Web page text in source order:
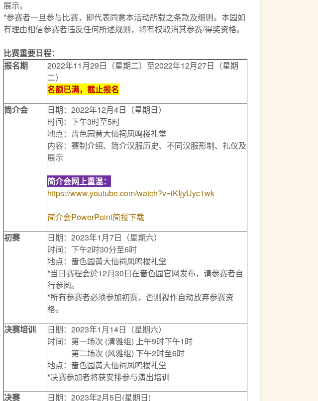
展示。
*参赛者一旦参与比赛，即代表同意本活动所载之条款及细则。本园如
有理由相信参赛者违反任何所述规则，将有权取消其参赛/得奖资格。
比赛重要日程：
报名期
2022年11月29日（星期二）至2022年12月27日（星期
二）
名额已满，截止报名
简介会
日期：2022年12月4日（星期日）
时间：下午3时至5时
地点：啬色园黄大仙祠凤鸣楼礼堂
内容：赛制介绍、简介汉服历史、不同汉服形制、礼仪及
展示
简介会网上重温：
https://www.youtube.com/watch?v=iKIjyUyc1wk
简介会PowerPoint简报下载
初赛
日期：2023年1月7日（星期六）
时间：下午2时30分至6时
地点：啬色园黄大仙祠凤鸣楼礼堂
*当日赛程会於12月30日在啬色园官网发布，请参赛者自
行参阅。
*所有参赛者必须参加初赛，否则视作自动放弃参赛资
格。
决赛培训
日期：2023年1月14日（星期六）
时间：第一场次 (清雅组) 上午9时下午1时
第二场次 (风雅组) 下午2时至6时
地点：啬色园黄大仙祠凤鸣楼礼堂
*决赛参加者将获安排参与演出培训
决赛 日期：2023年2月5日(星期日)